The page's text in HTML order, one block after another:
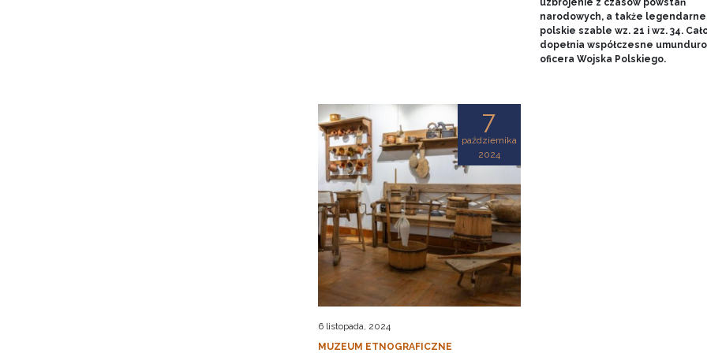
uzbrojenie z czasów powstań
narodowych, a także legendarne
polskie szable wz. 21 i wz. 34.
dopełnia współczesne
oficera Wojska Polskiego.
7
października
2024
6 listopada, 2024
MUZEUM ETNOGRAFICZNE